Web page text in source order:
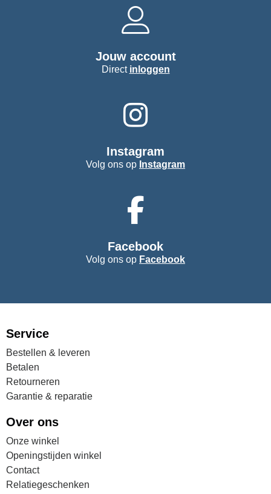
Jouw account
Direct inloggen
Instagram
Volg ons op Instagram
Facebook
Volg ons op Facebook
Service
Bestellen & leveren
Betalen
Retourneren
Garantie & reparatie
Over ons
Onze winkel
Openingstijden winkel
Contact
Relatiegeschenken